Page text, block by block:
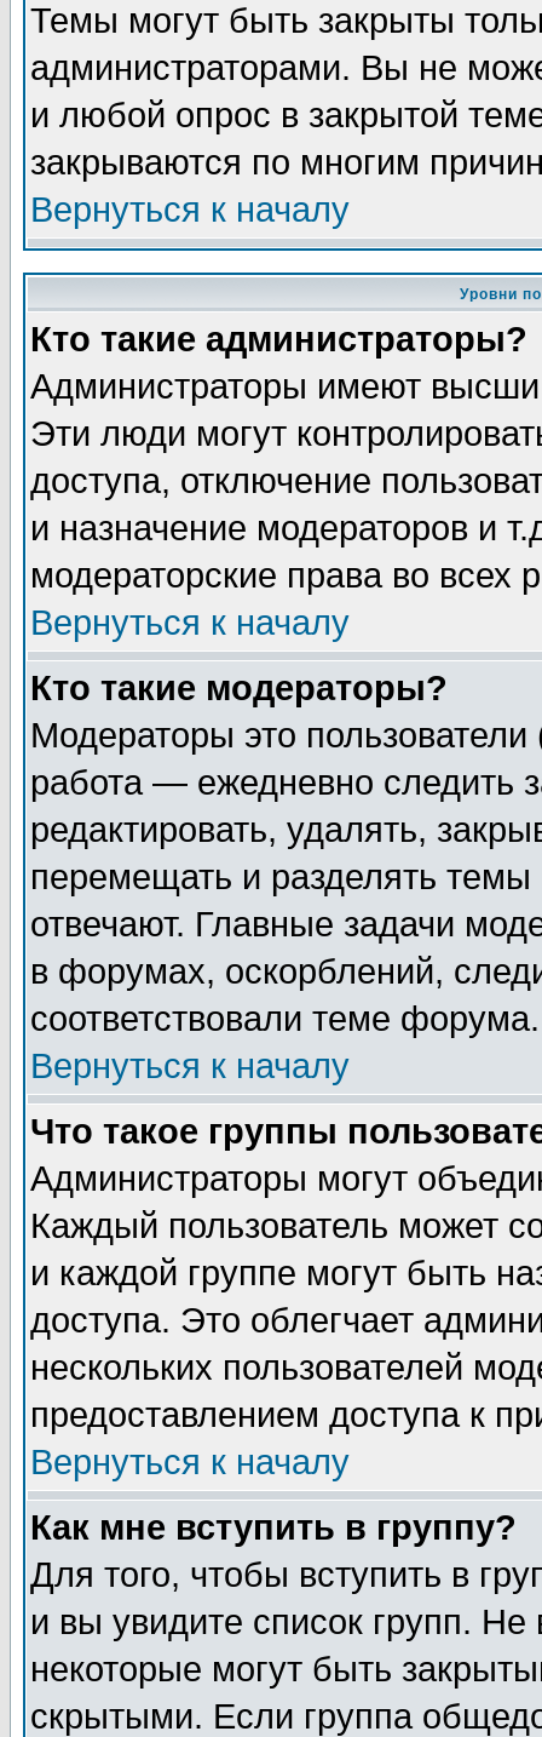
Темы могут быть закрыты
администраторами. Вы не
и любой опрос в закрытой
закрываются по многим
Вернуться к началу
Уровни
Кто такие администраторы?
Администраторы имеют
Эти люди могут
доступа, отключение
и назначение модераторов и
модераторские права во всех
Вернуться к началу
Кто такие модераторы?
Модераторы это
работа — ежедневно следить
редактировать, удалять,
перемещать и разделять
отвечают. Главные задачи
в форумах, оскорблений,
соответствовали теме форума.
Вернуться к началу
Что такое группы
Администраторы могут
Каждый пользователь может
и каждой группе могут быть
доступа. Это облегчает
нескольких пользователей
предоставлением доступа к
Вернуться к началу
Как мне вступить в группу?
Для того, чтобы вступить в
и вы увидите список групп.
некоторые могут быть
скрытыми. Если группа